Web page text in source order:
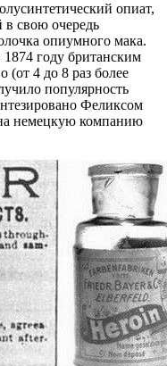
опиат,
свою очередь
опиумного мака.
году британским
4 до 8 раз более
популярность
Феликсом
немецкую компанию